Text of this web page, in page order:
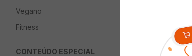
Vegano
Fitness
CONTEÚDO ESPECIAL
O
Com